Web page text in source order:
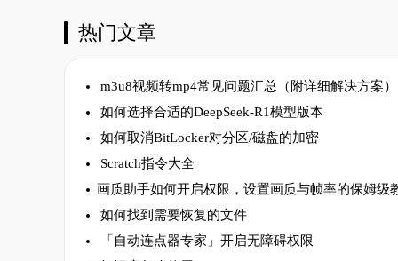
热门文章
m3u8视频转mp4常见问题汇总（附详细解决方案）
如何选择合适的DeepSeek-R1模型版本
如何取消BitLocker对分区/磁盘的加密
Scratch指令大全
画质助手如何开启权限，设置画质与帧率的保姆级
如何找到需要恢复的文件
「自动连点器专家」开启无障碍权限